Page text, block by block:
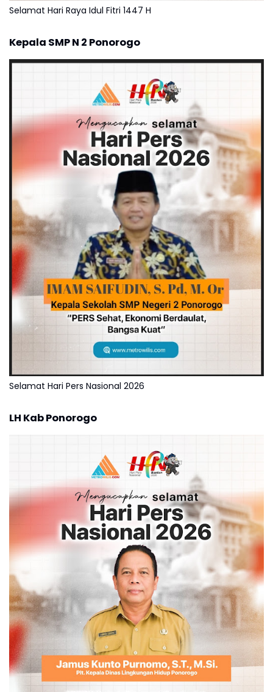
Selamat Hari Raya Idul Fitri 1447 H
Kepala SMP N 2 Ponorogo
Selamat Hari Pers Nasional 2026
LH Kab Ponorogo